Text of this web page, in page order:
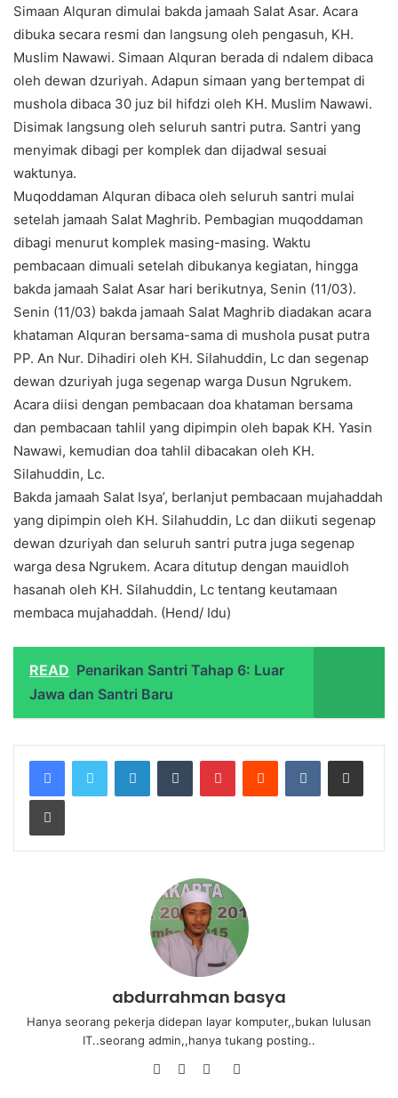
Simaan Alquran dimulai bakda jamaah Salat Asar. Acara
dibuka secara resmi dan langsung oleh pengasuh, KH.
Muslim Nawawi. Simaan Alquran berada di ndalem dibaca
oleh dewan dzuriyah. Adapun simaan yang bertempat di
mushola dibaca 30 juz bil hifdzi oleh KH. Muslim Nawawi.
Disimak langsung oleh seluruh santri putra. Santri yang
menyimak dibagi per komplek dan dijadwal sesuai
waktunya.
Muqoddaman Alquran dibaca oleh seluruh santri mulai
setelah jamaah Salat Maghrib. Pembagian muqoddaman
dibagi menurut komplek masing-masing. Waktu
pembacaan dimuali setelah dibukanya kegiatan, hingga
bakda jamaah Salat Asar hari berikutnya, Senin (11/03).
Senin (11/03) bakda jamaah Salat Maghrib diadakan acara
khataman Alquran bersama-sama di mushola pusat putra
PP. An Nur. Dihadiri oleh KH. Silahuddin, Lc dan segenap
dewan dzuriyah juga segenap warga Dusun Ngrukem.
Acara diisi dengan pembacaan doa khataman bersama
dan pembacaan tahlil yang dipimpin oleh bapak KH. Yasin
Nawawi, kemudian doa tahlil dibacakan oleh KH.
Silahuddin, Lc.
Bakda jamaah Salat Isya’, berlanjut pembacaan mujahaddah
yang dipimpin oleh KH. Silahuddin, Lc dan diikuti segenap
dewan dzuriyah dan seluruh santri putra juga segenap
warga desa Ngrukem. Acara ditutup dengan mauidloh
hasanah oleh KH. Silahuddin, Lc tentang keutamaan
membaca mujahaddah. (Hend/ Idu)
READ Penarikan Santri Tahap 6: Luar
Jawa dan Santri Baru
abdurrahman basya
Hanya seorang pekerja didepan layar komputer,,bukan lulusan
IT..seorang admin,,hanya tukang posting..